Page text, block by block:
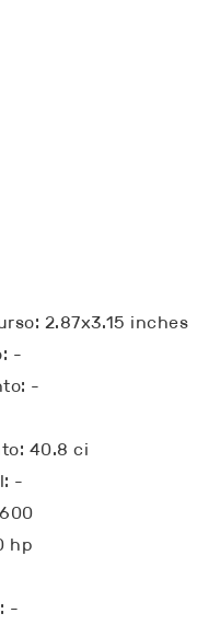
2.87x3.15 inches
-
-
40.8 ci
-
hp
-